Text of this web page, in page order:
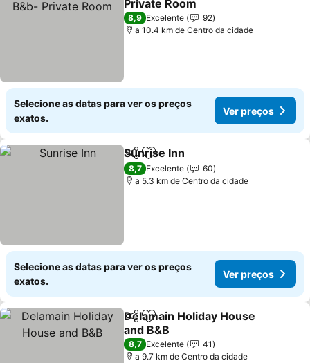
Private Room
Ver preços
8,9 Excelente
92
a 10.4 km de Centro da cidade
Selecione as datas para ver os preços
exatos.
Ver preços
PartilharAdicionar aos favoritos
Sunrise Inn
8,7 Excelente
60
a 5.3 km de Centro da cidade
Selecione as datas para ver os preços
exatos.
Ver preços
PartilharAdicionar aos favoritos
Delamain Holiday House
and B&B
Ver preços
8,7 Excelente
41
a 9.7 km de Centro da cidade